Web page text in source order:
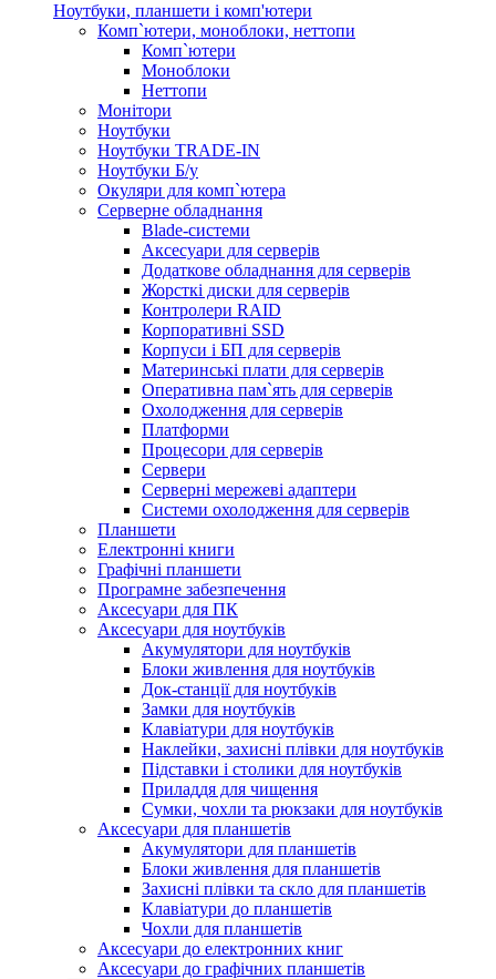
Ноутбуки, планшети і комп'ютери
Комп`ютери, моноблоки, неттопи
Комп`ютери
Моноблоки
Неттопи
Монітори
Ноутбуки
Ноутбуки TRADE-IN
Ноутбуки Б/у
Окуляри для комп`ютера
Серверне обладнання
Blade-системи
Аксесуари для серверів
Додаткове обладнання для серверів
Жорсткі диски для серверів
Контролери RAID
Корпоративні SSD
Корпуси і БП для серверів
Материнські плати для серверів
Оперативна пам`ять для серверів
Охолодження для серверів
Платформи
Процесори для серверів
Сервери
Серверні мережеві адаптери
Системи охолодження для серверів
Планшети
Електронні книги
Графічні планшети
Програмне забезпечення
Аксесуари для ПК
Аксесуари для ноутбуків
Акумулятори для ноутбуків
Блоки живлення для ноутбуків
Док-станції для ноутбуків
Замки для ноутбуків
Клавіатури для ноутбуків
Наклейки, захисні плівки для ноутбуків
Підставки і столики для ноутбуків
Приладдя для чищення
Сумки, чохли та рюкзаки для ноутбуків
Аксесуари для планшетів
Акумулятори для планшетів
Блоки живлення для планшетів
Захисні плівки та скло для планшетів
Клавіатури до планшетів
Чохли для планшетів
Аксесуари до електронних книг
Аксесуари дo графічних планшетів